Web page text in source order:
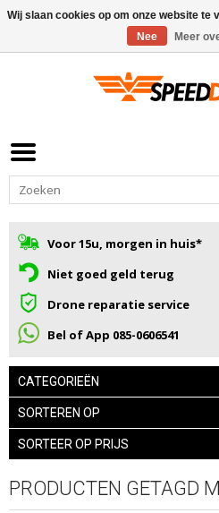
Voor 15u, morgen in huis*
Niet goed geld terug
Drone reparatie service
Bel of App 085-0606541
CATEGORIEËN
SORTEREN OP
SORTEER OP PRIJS
PRODUCTEN GETAGD
Wij slaan cookies op om onze website te
Nee
Meer